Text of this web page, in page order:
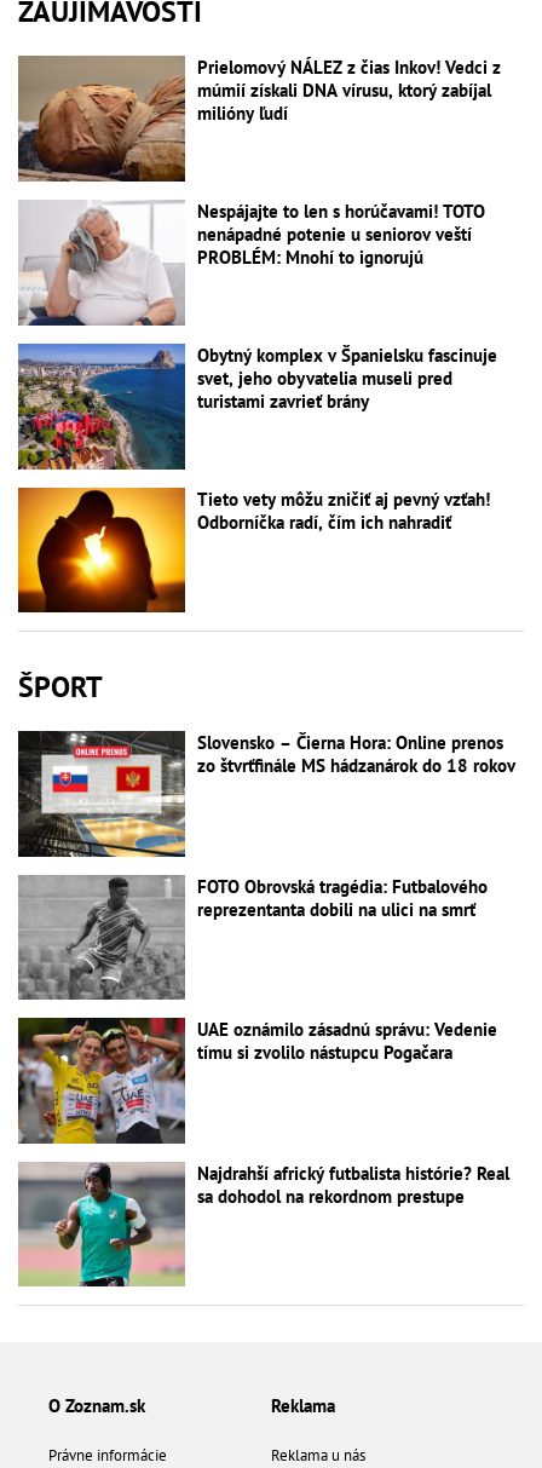
ZAUJÍMAVOSTI
Prielomový NÁLEZ z čias Inkov! Vedci z
múmií získali DNA vírusu, ktorý zabíjal
milióny ľudí
Nespájajte to len s horúčavami! TOTO
nenápadné potenie u seniorov veští
PROBLÉM: Mnohí to ignorujú
Obytný komplex v Španielsku fascinuje
svet, jeho obyvatelia museli pred
turistami zavrieť brány
Tieto vety môžu zničiť aj pevný vzťah!
Odborníčka radí, čím ich nahradiť
ŠPORT
Slovensko – Čierna Hora: Online prenos
zo štvrťfinále MS hádzanárok do 18 rokov
FOTO Obrovská tragédia: Futbalového
reprezentanta dobili na ulici na smrť
UAE oznámilo zásadnú správu: Vedenie
tímu si zvolilo nástupcu Pogačara
Najdrahší africký futbalista histórie? Real
sa dohodol na rekordnom prestupe
O Zoznam.sk
Právne informácie
Reklama
Reklama u nás